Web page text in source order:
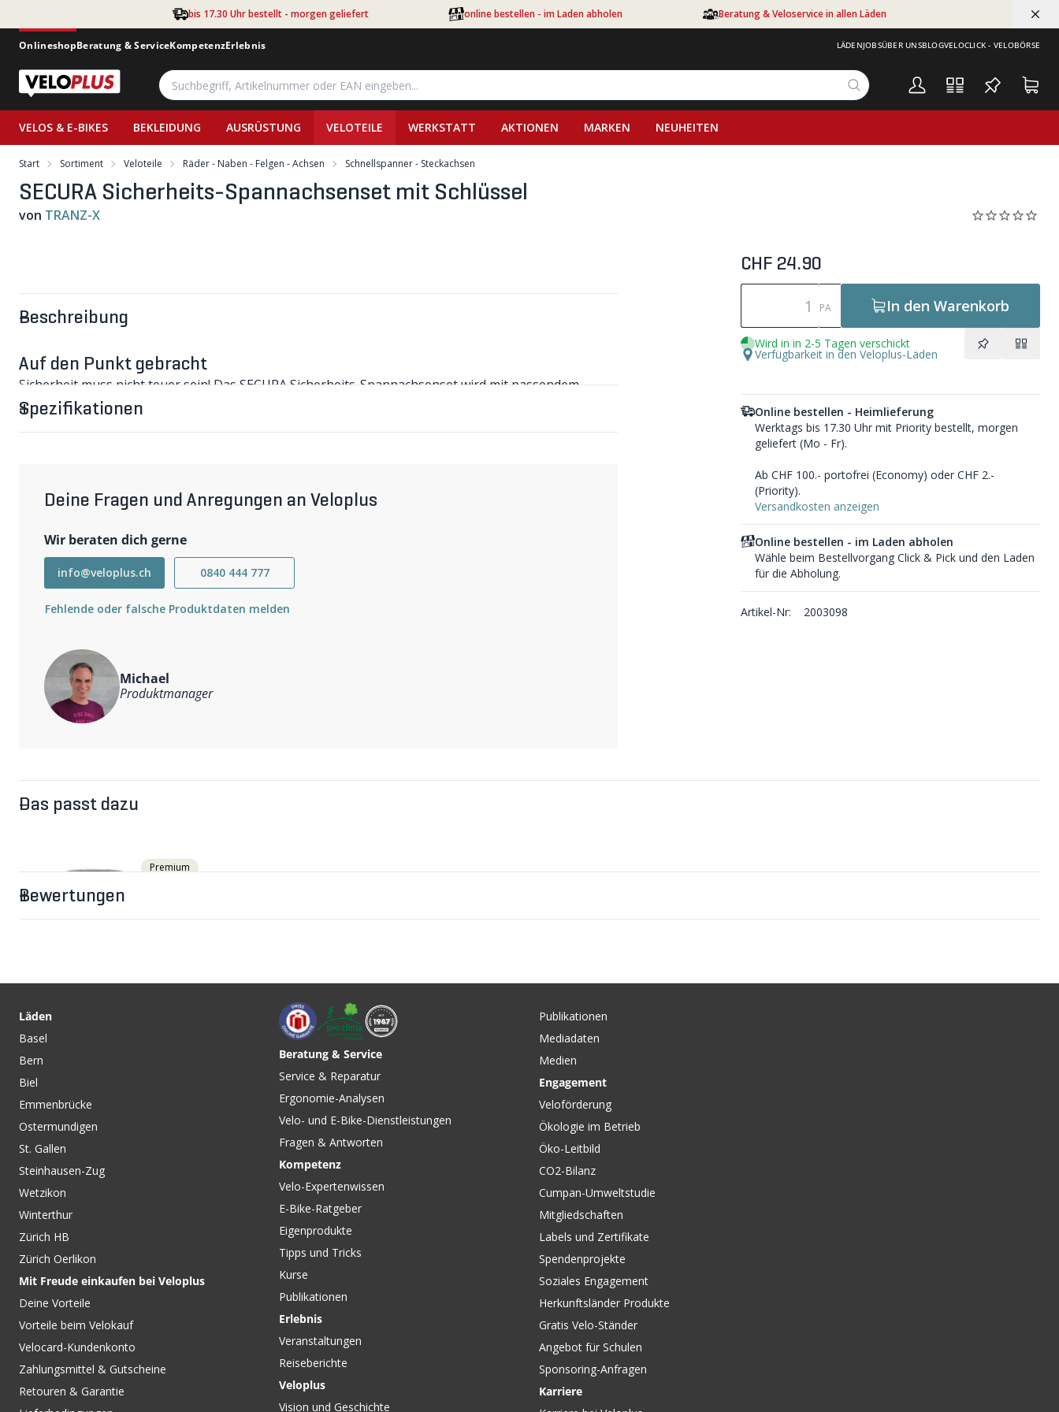
bis 17.30 Uhr bestellt - morgen geliefert online bestellen - im Laden abholen Beratung & Veloservice in allen Läden
OnlineshopBeratung & ServiceKompetenzErlebnis LÄDENJOBSÜBER UNSBLOGVELOCLICK - VELOBÖRSE
VELOS & E-BIKES BEKLEIDUNG AUSRÜSTUNG VELOTEILE WERKSTATT AKTIONEN MARKEN NEUHEITEN
Start Sortiment Veloteile Räder - Naben - Felgen - Achsen Schnellspanner - Steckachsen
SECURA Sicherheits-Spannachsenset mit Schlüssel
von TRANZ-X
Beschreibung
Auf den Punkt gebracht
Sicherheit muss nicht teuer sein! Das SECURA Sicherheits-Spannachsenset wird mit passendem
Einheitsschlüssel geliefert und macht Gelegenheitsdieben das Leben schwerer.
SECURA Sicherheits-Spannachsenset mit Schlüssel im Detail
Gewicht: 58g/Paar
Lieferumfang
Schlüssel (4g)
Spezifikationen
Deine Fragen und Anregungen an Veloplus
Wir beraten dich gerne
info@veloplus.ch 0840 444 777
Fehlende oder falsche Produktdaten melden
Michael
Produktmanager
CHF 24.90
PA In den Warenkorb
Wird in in 2-5 Tagen verschickt
Verfügbarkeit in den Veloplus-Läden
Online bestellen - Heimlieferung
Werktags bis 17.30 Uhr mit Priority bestellt, morgen
geliefert (Mo - Fr).
Ab CHF 100.- portofrei (Economy) oder CHF 2.-
(Priority).
Versandkosten anzeigen
Online bestellen - im Laden abholen
Wähle beim Bestellvorgang Click & Pick und den Laden
für die Abholung.
Artikel-Nr: 2003098
Das passt dazu
Premium
CHF 24.90
RADAR Glocke mit Airtagfach
/ schwarz von VELOPLUS
Bewertungen
Läden
Basel
Bern
Biel
Emmenbrücke
Ostermundigen
St. Gallen
Steinhausen-Zug
Wetzikon
Winterthur
Zürich HB
Zürich Oerlikon
Mit Freude einkaufen bei Veloplus
Deine Vorteile
Vorteile beim Velokauf
Velocard-Kundenkonto
Zahlungsmittel & Gutscheine
Retouren & Garantie
Beratung & Service
Service & Reparatur
Ergonomie-Analysen
Velo- und E-Bike-Dienstleistungen
Fragen & Antworten
Kompetenz
Velo-Expertenwissen
E-Bike-Ratgeber
Eigenprodukte
Tipps und Tricks
Kurse
Publikationen
Erlebnis
Veranstaltungen
Reiseberichte
Veloplus
Vision und Geschichte
Publikationen
Mediadaten
Medien
Engagement
Veloförderung
Ökologie im Betrieb
Öko-Leitbild
CO2-Bilanz
Cumpan-Umweltstudie
Mitgliedschaften
Labels und Zertifikate
Spendenprojekte
Soziales Engagement
Herkunftsländer Produkte
Gratis Velo-Ständer
Angebot für Schulen
Sponsoring-Anfragen
Karriere